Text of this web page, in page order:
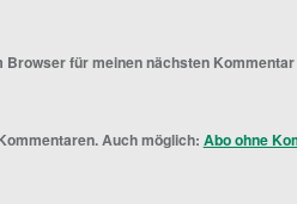
Browser für meinen nächsten Kommentar
Auch möglich: Abo ohne